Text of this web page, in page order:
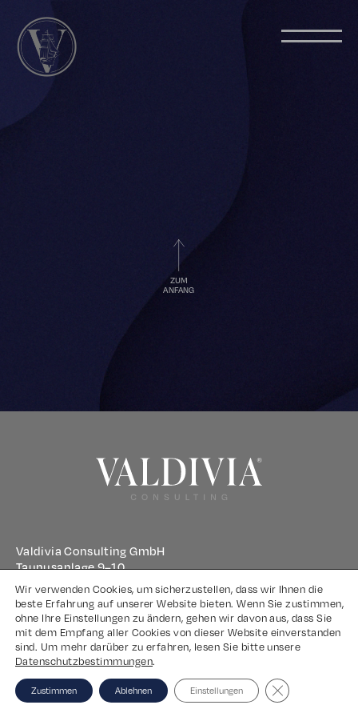
ZUM
ANFANG
Valdivia Consulting GmbH
Taunusanlage 9–10
60329 Frankfurt am Main
Impressum
Datenschutz
Wir verwenden Cookies, um sicherzustellen, dass wir Ihnen die
beste Erfahrung auf unserer Website bieten. Wenn Sie zustimmen,
ohne Ihre Einstellungen zu ändern, gehen wir davon aus, dass Sie
mit dem Empfang aller Cookies von dieser Website einverstanden
sind. Um mehr darüber zu erfahren, lesen Sie bitte unsere
Datenschutzbestimmungen.
Zustimmen Ablehnen Einstellungen Close GDPR